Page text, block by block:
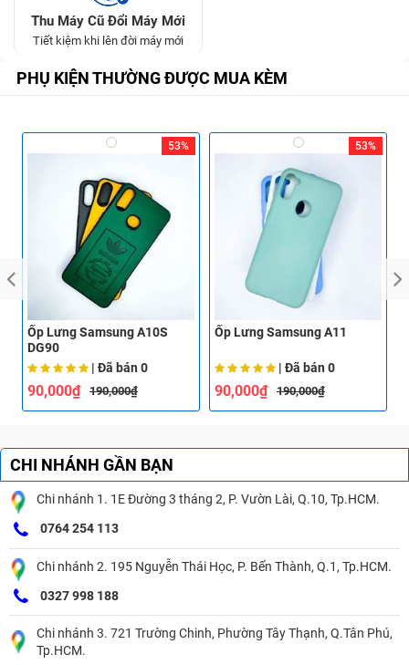
Thu Máy Cũ Đổi Máy Mới
Tiết kiệm khi lên đời máy mới
PHỤ KIỆN THƯỜNG ĐƯỢC MUA KÈM
53%
Ốp Lưng Samsung A10S
DG90
| Đã bán 0
90,000₫ 190,000₫
53%
Ốp Lưng Samsung A11
| Đã bán 0
90,000₫ 190,000₫
CHI NHÁNH GẦN BẠN
Chi nhánh 1. 1E Đường 3 tháng 2, P. Vườn Lài, Q.10, Tp.HCM.
0764 254 113
Chi nhánh 2. 195 Nguyễn Thái Học, P. Bến Thành, Q.1, Tp.HCM.
0327 998 188
Chi nhánh 3. 721 Trường Chinh, Phường Tây Thạnh, Q.Tân Phú,
Tp.HCM.